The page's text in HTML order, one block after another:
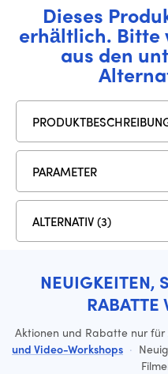
Dieses
erhältlich. Bitte
aus den
PARAMETER
ALTERNATIV (3)
NEUIGKEITEN,
RABATTE
Aktionen und Rabatte nur für
und Video-Workshops ·